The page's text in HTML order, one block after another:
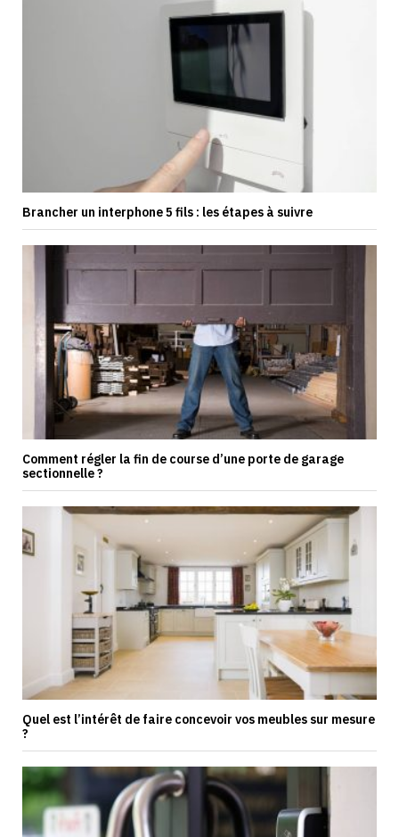
Brancher un interphone 5 fils : les étapes à suivre
Comment régler la fin de course d’une porte de garage
sectionnelle ?
Quel est l’intérêt de faire concevoir vos meubles sur mesure
?